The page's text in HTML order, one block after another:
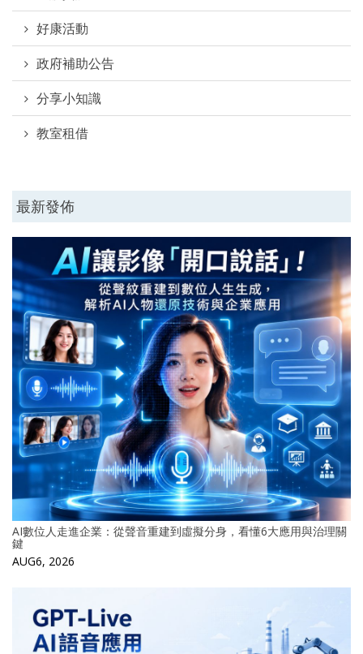
好康活動
政府補助公告
分享小知識
教室租借
最新發佈
AI數位人走進企業：從聲音重建到虛擬分身，看懂6大應用與治理關
鍵
AUG6, 2026